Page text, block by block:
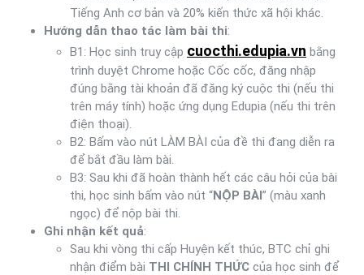
Tiếng Anh cơ bản và 20% kiến thức xã hội khác.
Hướng dẫn thao tác làm bài thi:
B1: Học sinh truy cập cuocthi.edupia.vn bằng
trình duyệt Chrome hoặc Cốc cốc, đăng nhập
đúng bằng tài khoản đã đăng ký cuộc thi (nếu thi
trên máy tính) hoặc ứng dụng Edupia (nếu thi trên
điện thoại).
B2: Bấm vào nút LÀM BÀI của đề thi đang diễn ra
để bắt đầu làm bài.
B3: Sau khi đã hoàn thành hết các câu hỏi của bài
thi, học sinh bấm vào nút “NỘP BÀI” (màu xanh
ngọc) để nộp bài thi.
Ghi nhận kết quả:
Sau khi vòng thi cấp Huyện kết thúc, BTC chỉ ghi
nhận điểm bài THI CHÍNH THỨC của học sinh để